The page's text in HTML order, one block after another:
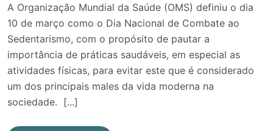
A Organização Mundial da Saúde (OMS) definiu o dia
10 de março como o Dia Nacional de Combate ao
Sedentarismo, com o propósito de pautar a
importância de práticas saudáveis, em especial as
atividades físicas, para evitar este que é considerado
um dos principais males da vida moderna na
sociedade. [...]